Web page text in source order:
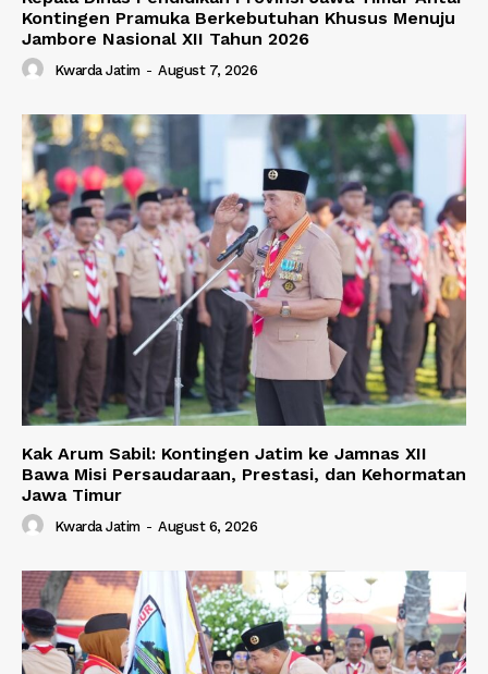
Kontingen Pramuka Berkebutuhan Khusus Menuju
Jambore Nasional XII Tahun 2026
Kwarda Jatim - August 7, 2026
Kak Arum Sabil: Kontingen Jatim ke Jamnas XII
Bawa Misi Persaudaraan, Prestasi, dan Kehormatan
Jawa Timur
Kwarda Jatim - August 6, 2026